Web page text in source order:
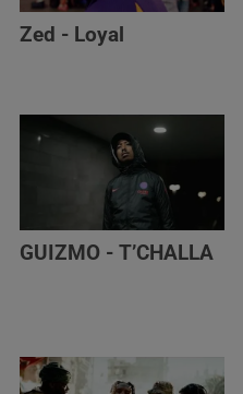
Zed - Loyal
GUIZMO - T’CHALLA